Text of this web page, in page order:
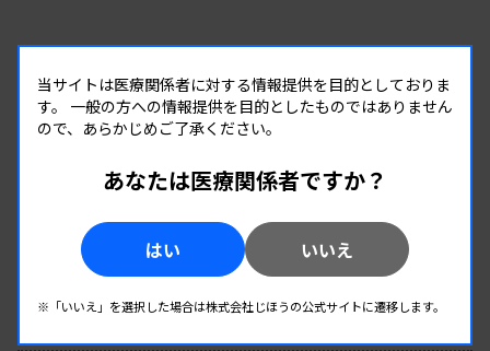
RANKING
人気の記事
チーム医療の中で信頼される技師
当サイトは医療関係者に対する情報提供を目的としておりま
す。 一般の方への情報提供を目的としたものではありません
ので、あらかじめご了承ください。
あなたは医療関係者ですか？
はい いいえ
※「いいえ」を選択した場合は株式会社じほうの公式サイトに遷移します。